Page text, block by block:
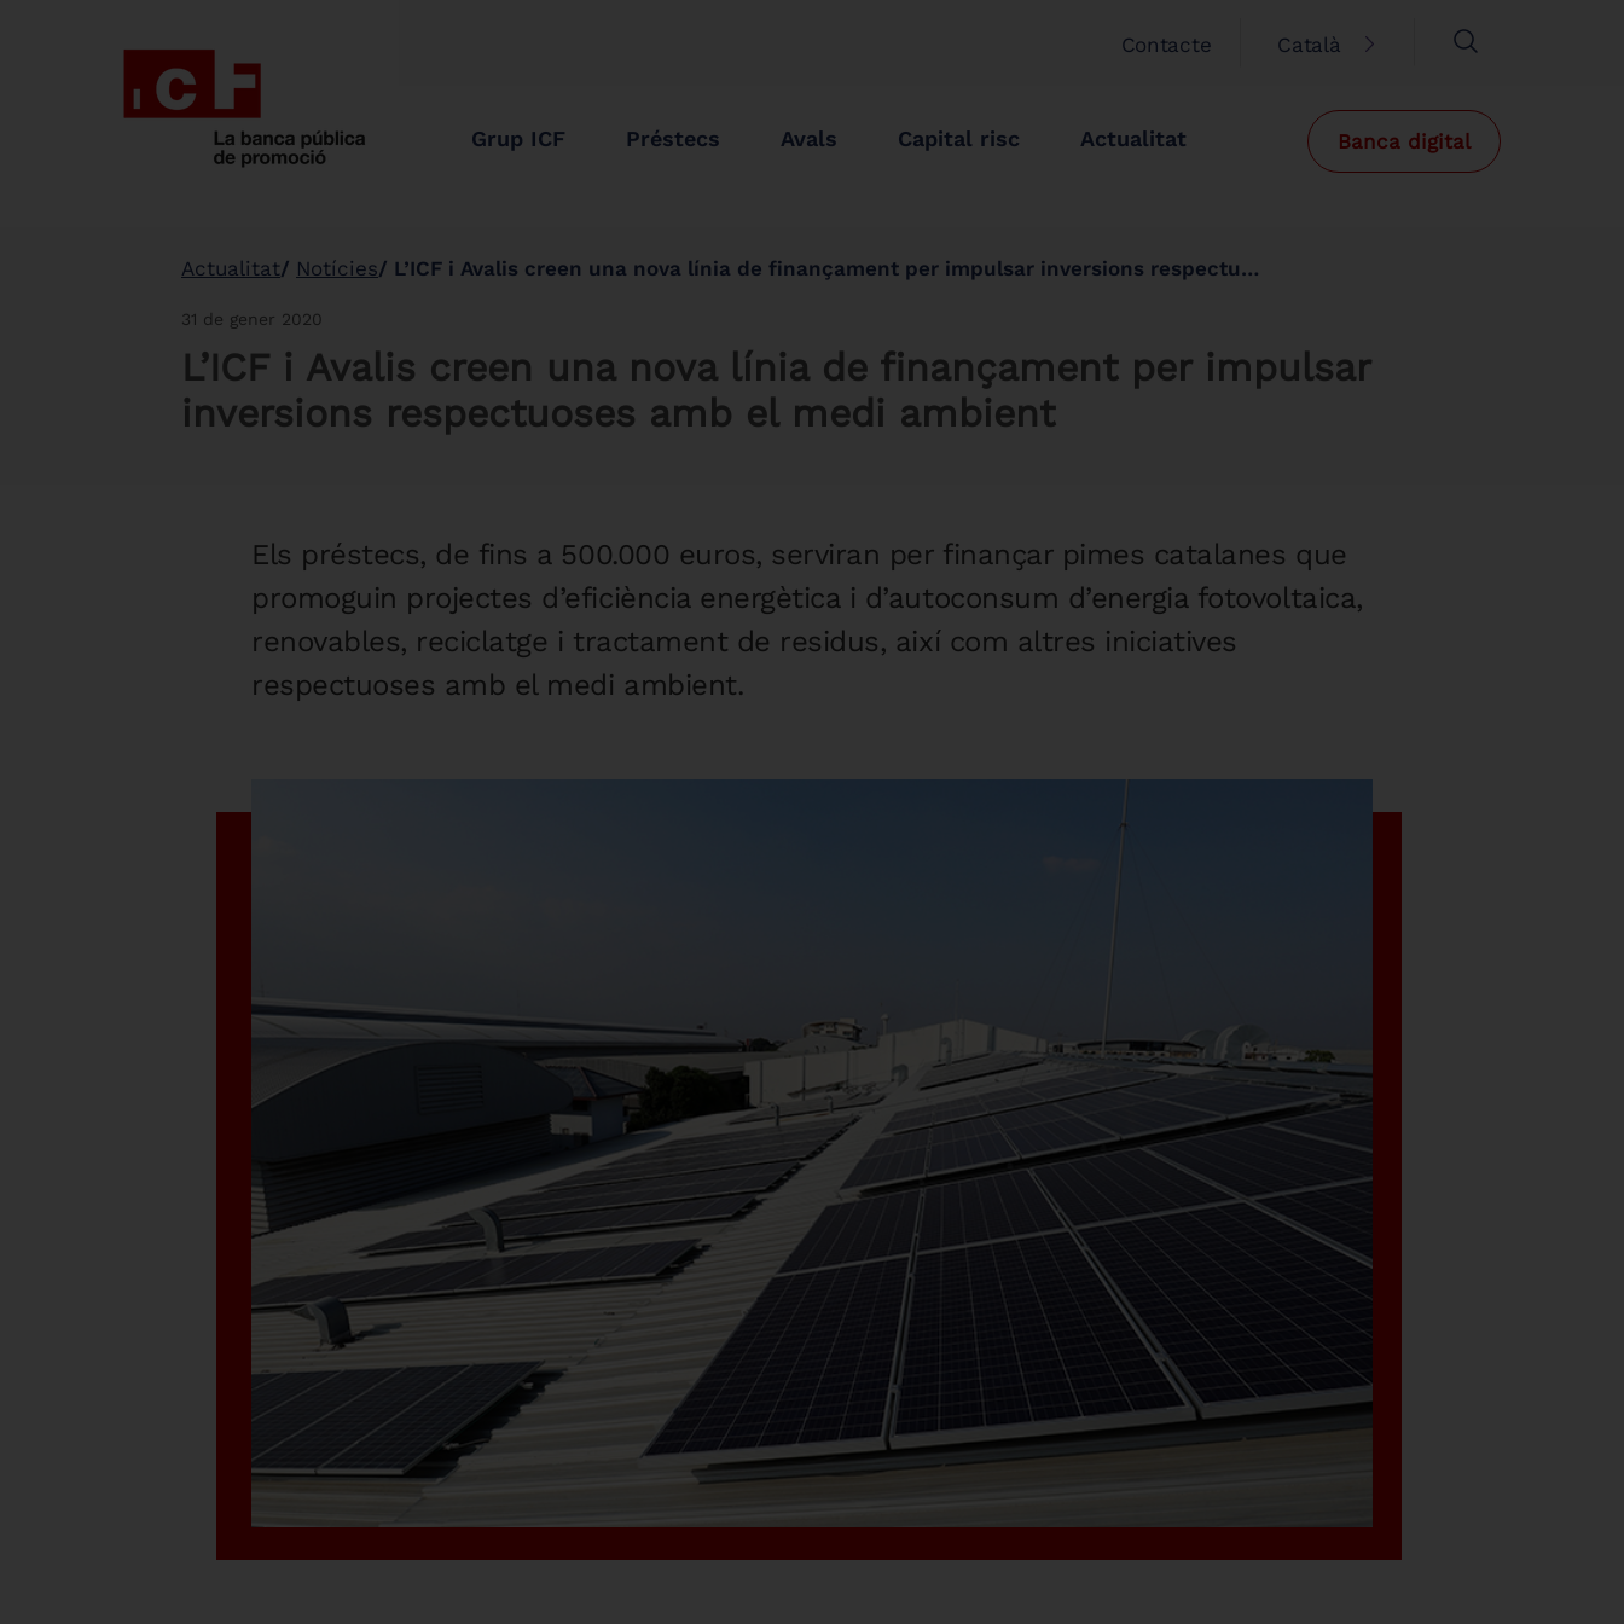
Contacte Català
Grup ICF Préstecs Avals Capital risc Actualitat Banca digital
Actualitat Notícies L’ICF i Avalis creen una nova línia de finançament per impulsar inversions respectuoses amb el medi ambient
31 de gener 2020
L’ICF i Avalis creen una nova línia de finançament per impulsar
inversions respectuoses amb el medi ambient
Els préstecs, de fins a 500.000 euros, serviran per finançar pimes catalanes que
promoguin projectes d’eficiència energètica i d’autoconsum d’energia fotovoltaica,
renovables, reciclatge i tractament de residus, així com altres iniciatives
respectuoses amb el medi ambient.